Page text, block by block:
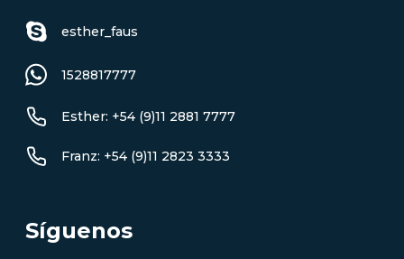
esther_faus
1528817777
Esther: +54 (9)11 2881 7777
Franz: +54 (9)11 2823 3333
Síguenos